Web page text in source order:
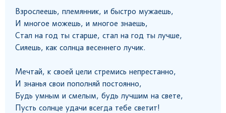
Взрослеешь, племянник, и быстро мужаешь,
И многое можешь, и многое знаешь,
Стал на год ты старше, стал на год ты лучше,
Сияешь, как солнца весеннего лучик.
Мечтай, к своей цели стремись непрестанно,
И знанья свои пополняй постоянно,
Будь умным и смелым, будь лучшим на свете,
Пусть солнце удачи всегда тебе светит!